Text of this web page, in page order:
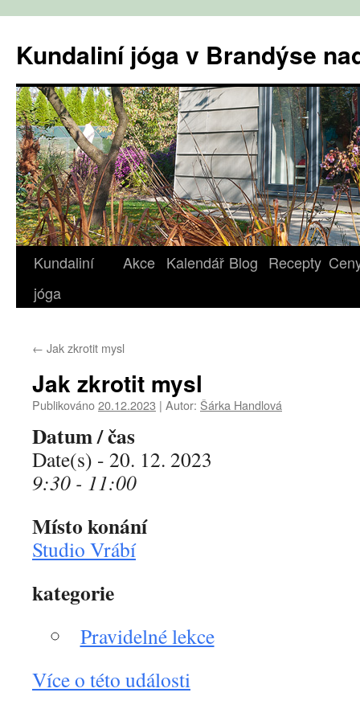
obsahu
webu
Kundaliní jóga v Brandýse
Kundaliní
jóga
Akce Kalendář Blog Recepty
← Jak zkrotit mysl
Jak zkrotit mysl
Publikováno20.12.2023 | Autor: Šárka Handlová
Datum / čas
Date(s) - 20. 12. 2023
9:30 - 11:00
Místo konání
Studio Vrábí
kategorie
Pravidelné lekce
Více o této události